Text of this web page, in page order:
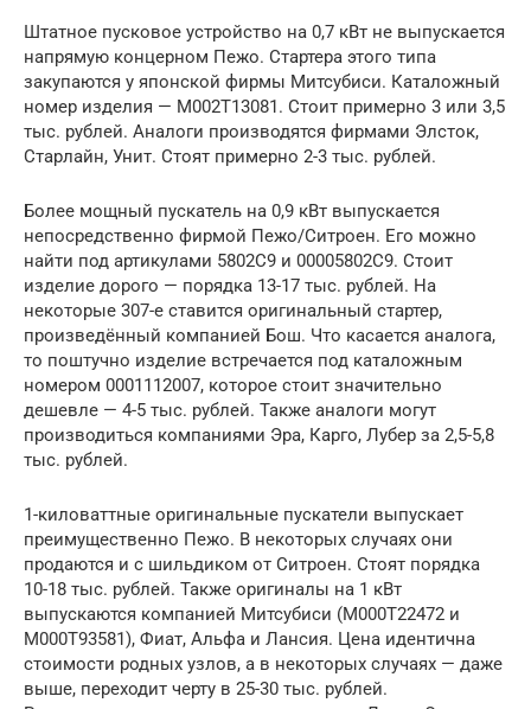
Штатное пусковое устройство на 0,7 кВт не выпускается
напрямую концерном Пежо. Стартера этого типа
закупаются у японской фирмы Митсубиси. Каталожный
номер изделия — M002T13081. Стоит примерно 3 или 3,5
тыс. рублей. Аналоги производятся фирмами Элсток,
Старлайн, Унит. Стоят примерно 2-3 тыс. рублей.
Более мощный пускатель на 0,9 кВт выпускается
непосредственно фирмой Пежо/Ситроен. Его можно
найти под артикулами 5802C9 и 00005802C9. Стоит
изделие дорого — порядка 13-17 тыс. рублей. На
некоторые 307-е ставится оригинальный стартер,
произведённый компанией Бош. Что касается аналога,
то поштучно изделие встречается под каталожным
номером 0001112007, которое стоит значительно
дешевле — 4-5 тыс. рублей. Также аналоги могут
производиться компаниями Эра, Карго, Лубер за 2,5-5,8
тыс. рублей.
1-киловаттные оригинальные пускатели выпускает
преимущественно Пежо. В некоторых случаях они
продаются и с шильдиком от Ситроен. Стоят порядка
10-18 тыс. рублей. Также оригиналы на 1 кВт
выпускаются компанией Митсубиси (M000T22472 и
M000T93581), Фиат, Альфа и Лансия. Цена идентична
стоимости родных узлов, а в некоторых случаях — даже
выше, переходит черту в 25-30 тыс. рублей.